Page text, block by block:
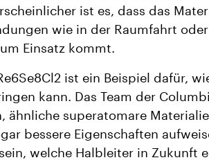
ist es, dass das
wie in der Raumfahrt
Einsatz kommt​​.
ist ein Beispiel dafür,
kann. Das Team der
ähnliche superatomare
bessere Eigenschaften
welche Halbleiter in Zukunft